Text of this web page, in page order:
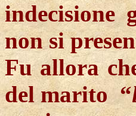
indecisione
non si
Fu allora
del marito “